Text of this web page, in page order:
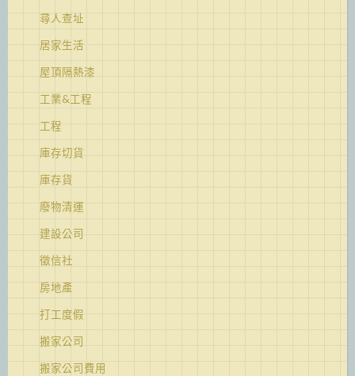
尋人查址
居家生活
屋頂隔熱漆
工業&工程
工程
庫存切貨
庫存貨
廢物清運
建設公司
徵信社
房地產
打工度假
搬家公司
搬家公司費用